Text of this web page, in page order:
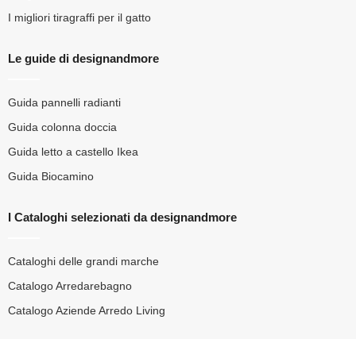
I migliori tiragraffi per il gatto
Le guide di designandmore
Guida pannelli radianti
Guida colonna doccia
Guida letto a castello Ikea
Guida Biocamino
I Cataloghi selezionati da designandmore
Cataloghi delle grandi marche
Catalogo Arredarebagno
Catalogo Aziende Arredo Living